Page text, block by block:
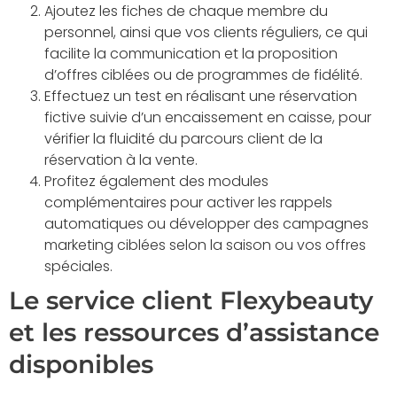
Ajoutez les fiches de chaque membre du
personnel, ainsi que vos clients réguliers, ce qui
facilite la communication et la proposition
d’offres ciblées ou de programmes de fidélité.
Effectuez un test en réalisant une réservation
fictive suivie d’un encaissement en caisse, pour
vérifier la fluidité du parcours client de la
réservation à la vente.
Profitez également des modules
complémentaires pour activer les rappels
automatiques ou développer des campagnes
marketing ciblées selon la saison ou vos offres
spéciales.
Le service client Flexybeauty
et les ressources d’assistance
disponibles